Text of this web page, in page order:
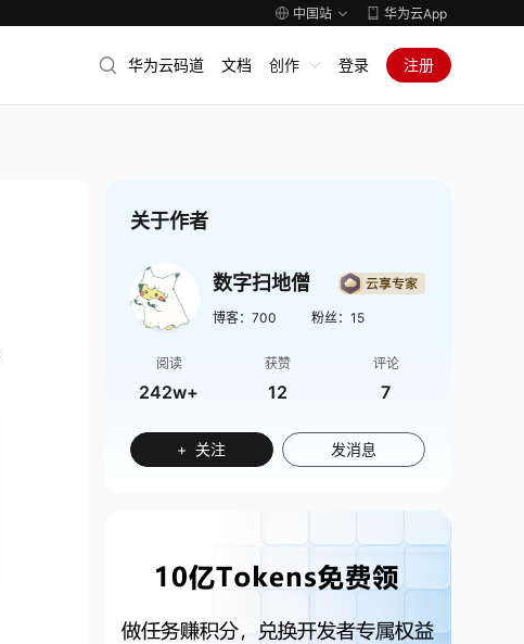
中国站 华为云App
华为云码道 文档 创作 登录 注册
关于作者
数字扫地僧
博客： 700 粉丝： 15
阅读
242w+
获赞
12
评论
7
+ 关注 发消息